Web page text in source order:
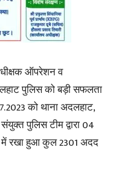
ऑपरेशन व
पुलिस को बड़ी सफलता
को थाना अदलहाट,
पुलिस टीम द्वारा 04
में रखा हुआ कुल 2301 अदद